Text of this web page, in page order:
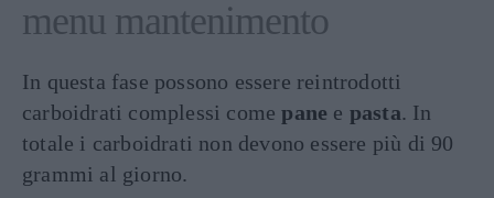
menu mantenimento
In questa fase possono essere reintrodotti
carboidrati complessi comepane e pasta. In
totale i carboidrati non devono essere più di 90
grammi al giorno.